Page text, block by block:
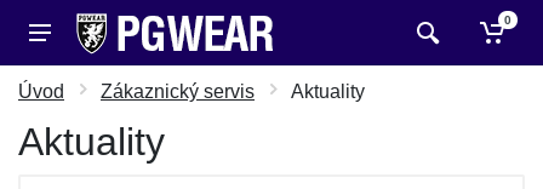
0
Úvod Zákaznický servis Aktuality
Aktuality